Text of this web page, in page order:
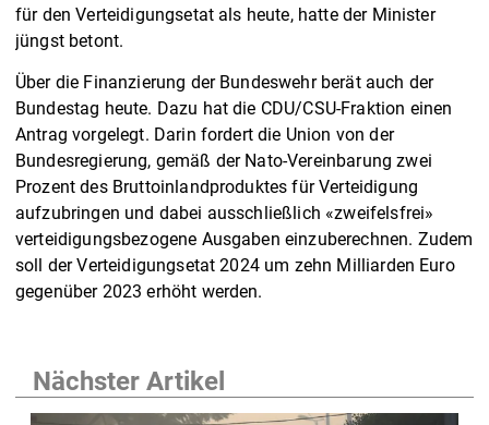
für den Verteidigungsetat als heute, hatte der Minister
jüngst betont.
Über die Finanzierung der Bundeswehr berät auch der
Bundestag heute. Dazu hat die CDU/CSU-Fraktion einen
Antrag vorgelegt. Darin fordert die Union von der
Bundesregierung, gemäß der Nato-Vereinbarung zwei
Prozent des Bruttoinlandproduktes für Verteidigung
aufzubringen und dabei ausschließlich «zweifelsfrei»
verteidigungsbezogene Ausgaben einzuberechnen. Zudem
soll der Verteidigungsetat 2024 um zehn Milliarden Euro
gegenüber 2023 erhöht werden.
Nächster Artikel